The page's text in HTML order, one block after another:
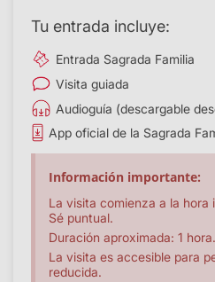
Tu entrada incluye:
Entrada Sagrada Familia
Visita guiada
Audioguía (descargable
App oficial de la Sagrada
Información importante:
La visita comienza a la hora
Sé puntual.
Duración aproximada: 1 hora.
La visita es accesible para
reducida.